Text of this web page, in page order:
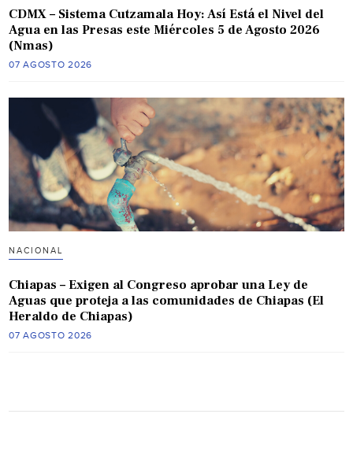
CDMX – Sistema Cutzamala Hoy: Así Está el Nivel del
Agua en las Presas este Miércoles 5 de Agosto 2026
(Nmas)
07 AGOSTO 2026
NACIONAL
Chiapas – Exigen al Congreso aprobar una Ley de
Aguas que proteja a las comunidades de Chiapas (El
Heraldo de Chiapas)
07 AGOSTO 2026